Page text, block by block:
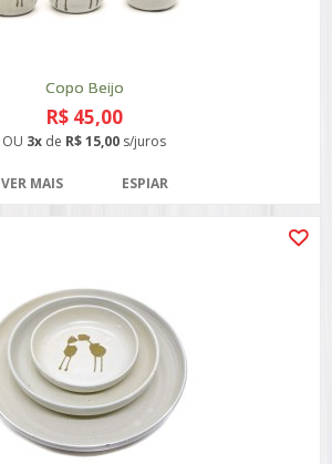
Copo Beijo
R$ 45,00
OU 3x de R$ 15,00 s/juros
VER MAIS ESPIAR